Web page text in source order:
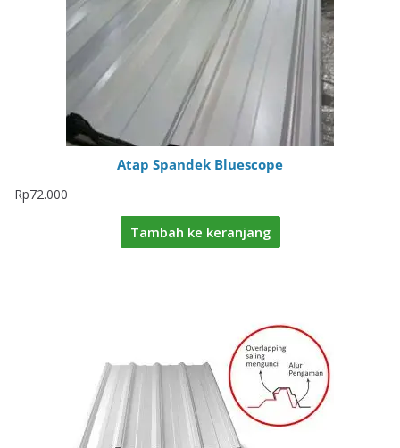
Atap Spandek Bluescope
Rp72.000
Tambah ke keranjang